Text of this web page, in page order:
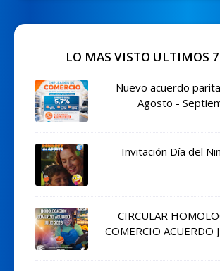
LO MAS VISTO ULTIMOS
Nuevo acuerdo
Agosto -
Invitación Día del
CIRCULAR
COMERCIO ACUERDO